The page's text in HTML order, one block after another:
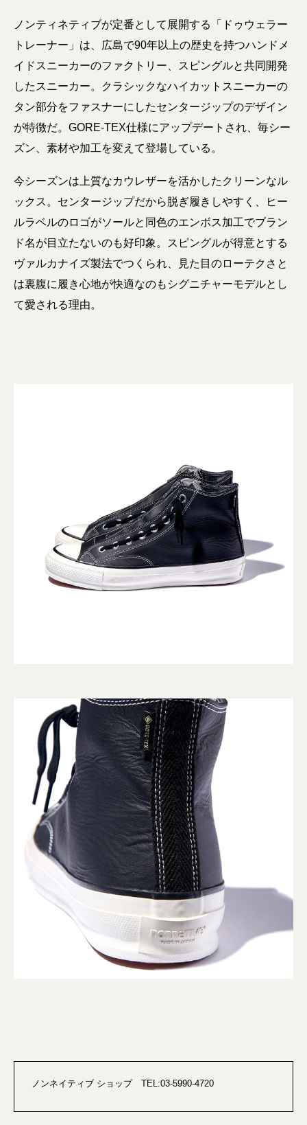
ノンティネティブが定番として展開する「ドゥウェラー
トレーナー」は、広島で90年以上の歴史を持つハンドメ
イドスニーカーのファクトリー、スピングルと共同開発
したスニーカー。クラシックなハイカットスニーカーの
タン部分をファスナーにしたセンタージップのデザイン
が特徴だ。GORE-TEX仕様にアップデートされ、毎シー
ズン、素材や加工を変えて登場している。
今シーズンは上質なカウレザーを活かしたクリーンなル
ックス。センタージップだから脱ぎ履きしやすく、ヒー
ルラベルのロゴがソールと同色のエンボス加工でブラン
ド名が目立たないのも好印象。スピングルが得意とする
ヴァルカナイズ製法でつくられ、見た目のローテクさと
は裏腹に履き心地が快適なのもシグニチャーモデルとし
て愛される理由。
ノンネイティブ ショップ TEL:03-5990-4720